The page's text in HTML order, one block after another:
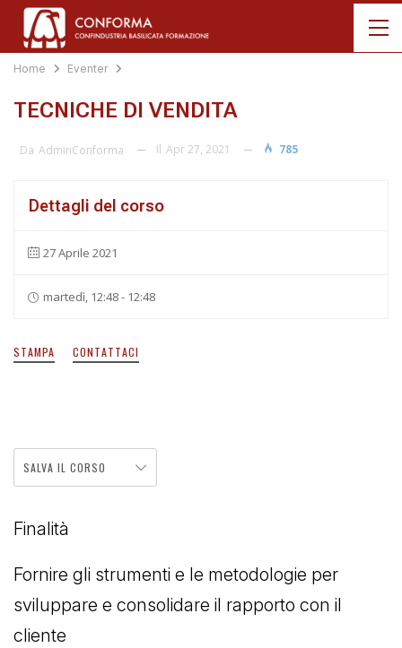
Home Eventer
TECNICHE DI VENDITA
Da AdminConforma Il Apr 27, 2021 785
Dettagli del corso
27 Aprile 2021
martedì, 12:48 - 12:48
STAMPA CONTATTACI
SALVA IL CORSO
Finalità
Fornire gli strumenti e le metodologie per
sviluppare e consolidare il rapporto con il
cliente